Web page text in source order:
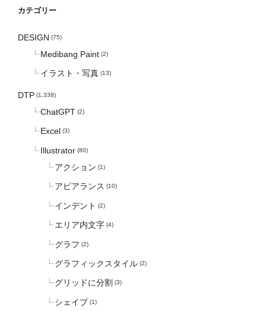
カテゴリー
DESIGN (75)
Medibang Paint (2)
イラスト・写真 (13)
DTP (1,338)
ChatGPT (2)
Excel (3)
Illustrator (80)
アクション (1)
アピアランス (10)
インデント (2)
エリア内文字 (4)
グラフ (2)
グラフィックスタイル (2)
グリッドに分割 (3)
シェイプ (1)